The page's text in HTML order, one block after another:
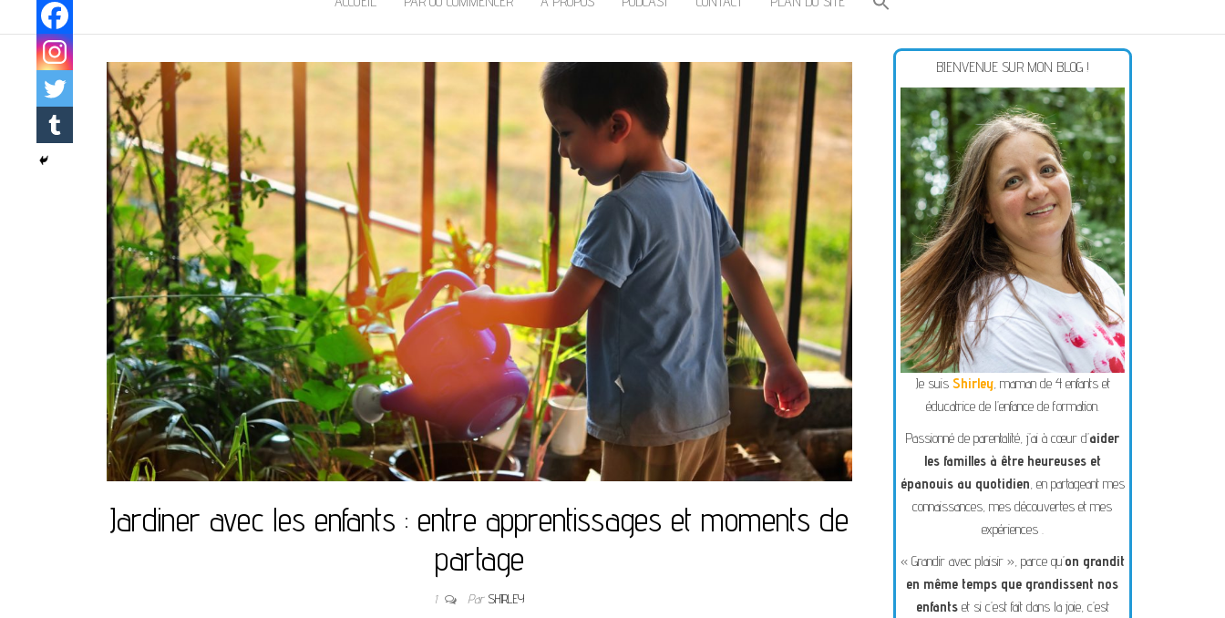
Jardiner avec les enfants : entre apprentissages et moments de
partage
1 Par SHIRLEY
BIENVENUE SUR MON BLOG !
Je suis Shirley, maman de 4 enfants et
éducatrice de l’enfance de formation.
Passionné de parentalité, j’ai à cœur d’aider
les familles à être heureuses et
épanouis au quotidien, en partageant mes
connaissances, mes découvertes et mes
expériences .
« Grandir avec plaisir », parce qu’on grandit
en même temps que grandissent nos
enfants et si c’est fait dans la joie, c’est